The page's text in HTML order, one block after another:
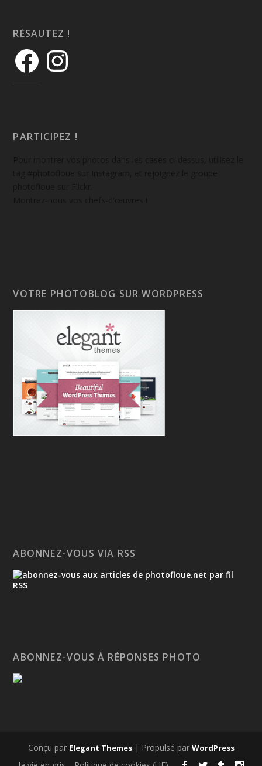
RÉSAUTEZ !
PARTICIPEZ !
VOTRE PHOTOBLOG SUR WORDPRESS
ABONNEZ-VOUS VIA RSS
ABONNEZ-VOUS À RÉPONSES PHOTO
Conçu par Elegant Themes| Propulsé par WordPress